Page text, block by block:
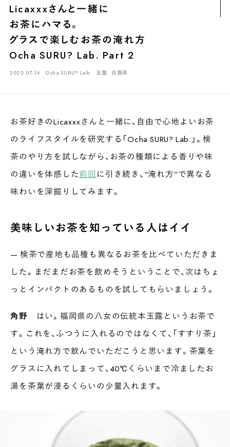
ブレンドティー 釜炒り茶
ハーブティー 白葉茶 玉露 茎茶 碾茶
白茶 烏龍茶 ミルクティー かぶせ茶
新潟 神奈川 茨城 栃木 熊本 島根 福岡
岐阜 愛知 三重 鹿児島 長崎 京都 山梨 石川
香川 岡山 広島
Licaxxxさんと一緒に
お茶にハマる。
グラスで楽しむお茶の淹れ方
Ocha SURU? Lab. Part 2
2020.07.14 Ocha SURU? Lab. 玉露 白葉茶
お茶好きのLicaxxxさんと一緒に、自由で心地よいお茶
のライフスタイルを研究する「Ocha SURU? Lab.」。検
茶のやり方を試しながら、お茶の種類による香りや味
の違いを体感した前回 に引き続き、“淹れ方”で異なる
味わいを深掘りしてみます。
美味しいお茶を知っている人はイイ
— 検茶で産地も品種も異なるお茶を比べていただきま
した。まだまだお茶を飲めそうということで、次はちょ
っとインパクトのあるものを試してもらいましょう。
角野 はい。福岡県の八女の伝統本玉露というお茶で
す。これを、ふつうに入れるのではなくて、「すすり茶」
という淹れ方で飲んでいただこうと思います。茶葉を
グラスに入れてしまって、40℃くらいまで冷ましたお
湯を茶葉が浸るくらいの少量入れます。